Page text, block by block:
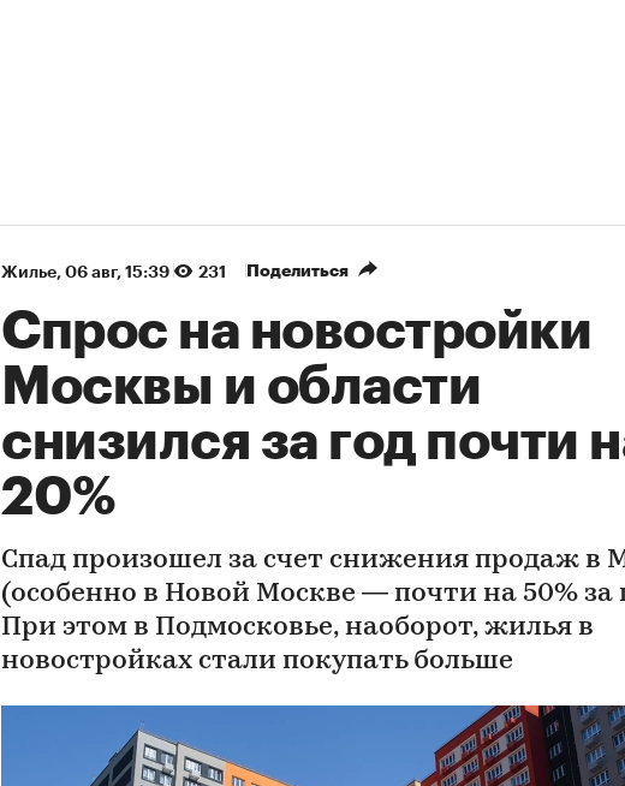
Жилье⁠, 06 авг, 15:39 231 Поделиться
Спрос на новостройки
Москвы и области
снизился за год почти
20%
Спад произошел за счет снижения продаж в
(особенно в Новой Москве — почти на 50% за
При этом в Подмосковье, наоборот, жилья в
новостройках стали покупать больше